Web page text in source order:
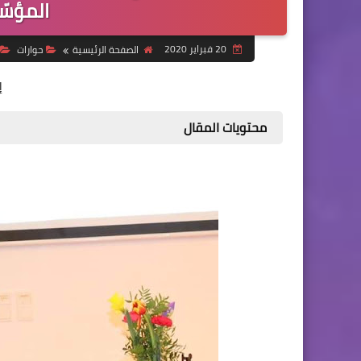
20 فبراير 2020 الصفحة الرئيسية حوارات
محتويات المقال